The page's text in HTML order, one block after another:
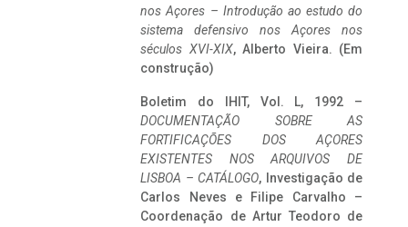
nos Açores – Introdução ao estudo do
sistema defensivo nos Açores nos
séculos XVI-XIX, Alberto Vieira. (Em
construção)
Boletim do IHIT, Vol. L, 1992 –
DOCUMENTAÇÃO SOBRE AS
FORTIFICAÇÕES DOS AÇORES
EXISTENTES NOS ARQUIVOS DE
LISBOA – CATÁLOGO, Investigação de
Carlos Neves e Filipe Carvalho –
Coordenação de Artur Teodoro de